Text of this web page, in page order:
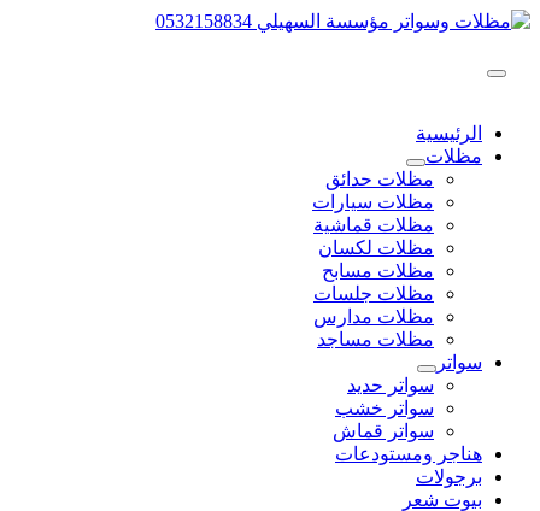
تخطي
المحتوى
القائمة
الرئيسية
مظلات
مظلات حدائق
مظلات سيارات
مظلات قماشية
مظلات لكسان
مظلات مسابح
مظلات جلسات
مظلات مدارس
مظلات مساجد
سواتر
سواتر حديد
سواتر خشب
سواتر قماش
هناجر ومستودعات
برجولات
بيوت شعر